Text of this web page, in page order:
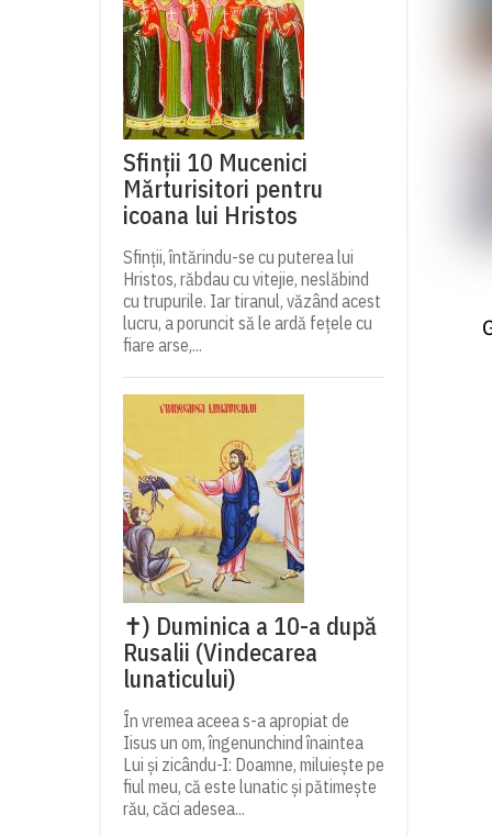
Sfinții 10 Mucenici
Mărturisitori pentru
icoana lui Hristos
Sfinții, întărindu-se cu puterea lui
Hristos, răbdau cu vitejie, neslăbind
cu trupurile. Iar tiranul, văzând acest
lucru, a poruncit să le ardă fețele cu
fiare arse,...
✝) Duminica a 10-a după
Rusalii (Vindecarea
lunaticului)
În vremea aceea s-a apropiat de
Iisus un om, îngenunchind înaintea
Lui și zicându-I: Doamne, miluiește pe
fiul meu, că este lunatic și pătimește
rău, căci adesea...